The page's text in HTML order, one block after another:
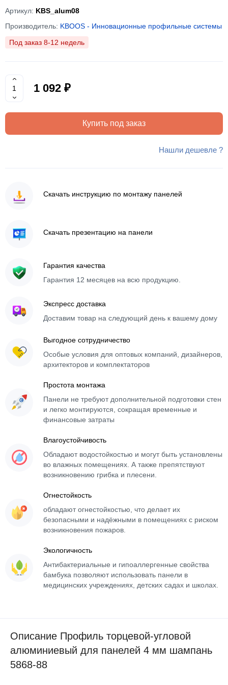
Артикул: KBS_alum08
Производитель: KBOOS - Инновационные профильные системы
Под заказ 8-12 недель
1 092 ₽
Купить под заказ
Нашли дешевле ?
Скачать инструкцию по монтажу панелей
Скачать презентацию на панели
Гарантия качества
Гарантия 12 месяцев на всю продукцию.
Экспресс доставка
Доставим товар на следующий день к вашему дому
Выгодное сотрудничество
Особые условия для оптовых компаний, дизайнеров,
архитекторов и комплектаторов
Простота монтажа
Панели не требуют дополнительной подготовки стен
и легко монтируются, сокращая временные и
финансовые затраты
Влагоустойчивость
Обладают водостойкостью и могут быть установлены
во влажных помещениях. А также препятствуют
возникновению грибка и плесени.
Огнестойкость
обладают огнестойкостью, что делает их
безопасными и надёжными в помещениях с риском
возникновения пожаров.
Экологичность
Антибактериальные и гипоаллергенные свойства
бамбука позволяют использовать панели в
медицинских учреждениях, детских садах и школах.
Описание Профиль торцевой-угловой
алюминиевый для панелей 4 мм шампань
5868-88